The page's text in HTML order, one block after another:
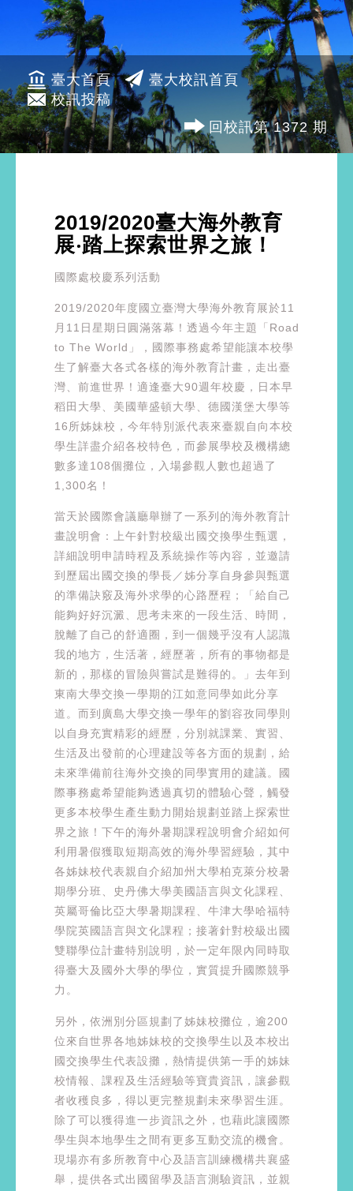
臺大首頁
臺大校訊首頁
校訊投稿
回校訊第 1372 期
2019/2020臺大海外教育
展‧踏上探索世界之旅！
國際處校慶系列活動
2019/2020年度國立臺灣大學海外教育展於11
月11日星期日圓滿落幕！透過今年主題「Road
to The World」，國際事務處希望能讓本校學
生了解臺大各式各樣的海外教育計畫，走出臺
灣、前進世界！適逢臺大90週年校慶，日本早
稻田大學、美國華盛頓大學、德國漢堡大學等
16所姊妹校，今年特別派代表來臺親自向本校
學生詳盡介紹各校特色，而參展學校及機構總
數多達108個攤位，入場參觀人數也超過了
1,300名！
當天於國際會議廳舉辦了一系列的海外教育計
畫說明會：上午針對校級出國交換學生甄選，
詳細說明申請時程及系統操作等內容，並邀請
到歷屆出國交換的學長／姊分享自身參與甄選
的準備訣竅及海外求學的心路歷程；「給自己
能夠好好沉澱、思考未來的一段生活、時間，
脫離了自己的舒適圈，到一個幾乎沒有人認識
我的地方，生活著，經歷著，所有的事物都是
新的，那樣的冒險與嘗試是難得的。」去年到
東南大學交換一學期的江如意同學如此分享
道。而到廣島大學交換一學年的劉容孜同學則
以自身充實精彩的經歷，分別就課業、實習、
生活及出發前的心理建設等各方面的規劃，給
未來準備前往海外交換的同學實用的建議。國
際事務處希望能夠透過真切的體驗心聲，觸發
更多本校學生產生動力開始規劃並踏上探索世
界之旅！下午的海外暑期課程說明會介紹如何
利用暑假獲取短期高效的海外學習經驗，其中
各姊妹校代表親自介紹加州大學柏克萊分校暑
期學分班、史丹佛大學美國語言與文化課程、
英屬哥倫比亞大學暑期課程、牛津大學哈福特
學院英國語言與文化課程；接著針對校級出國
雙聯學位計畫特別說明，於一定年限內同時取
得臺大及國外大學的學位，實質提升國際競爭
力。
另外，依洲別分區規劃了姊妹校攤位，逾200
位來自世界各地姊妹校的交換學生以及本校出
國交換學生代表設攤，熱情提供第一手的姊妹
校情報、課程及生活經驗等寶貴資訊，讓參觀
者收穫良多，得以更完整規劃未來學習生涯。
除了可以獲得進一步資訊之外，也藉此讓國際
學生與本地學生之間有更多互動交流的機會。
現場亦有多所教育中心及語言訓練機構共襄盛
舉，提供各式出國留學及語言測驗資訊，並親